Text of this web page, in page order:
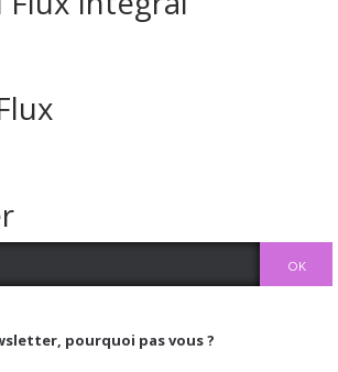
pourquoi pas vous ?